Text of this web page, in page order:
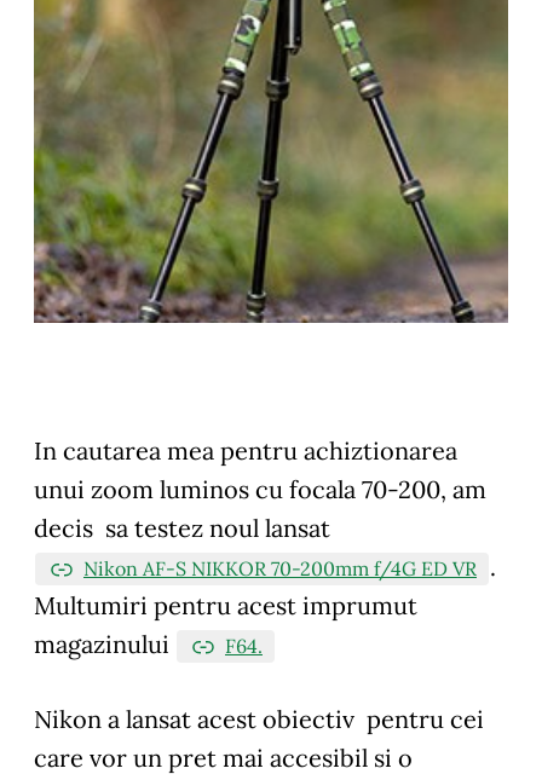
In cautarea mea pentru achiztionarea
unui zoom luminos cu focala 70-200, am
decis sa testez noul lansat
Nikon AF-S NIKKOR 70-200mm f/4G ED VR
.
Multumiri pentru acest imprumut
magazinului
F64.
Nikon a lansat acest obiectiv pentru cei
care vor un pret mai accesibil si o